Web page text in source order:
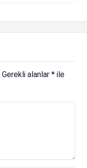
Gerekli alanlar * ile